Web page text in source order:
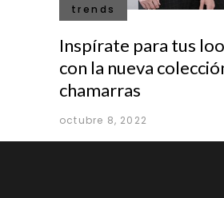
trends
Inspírate para tus
con la nueva
chamarras
octubre 8, 2022